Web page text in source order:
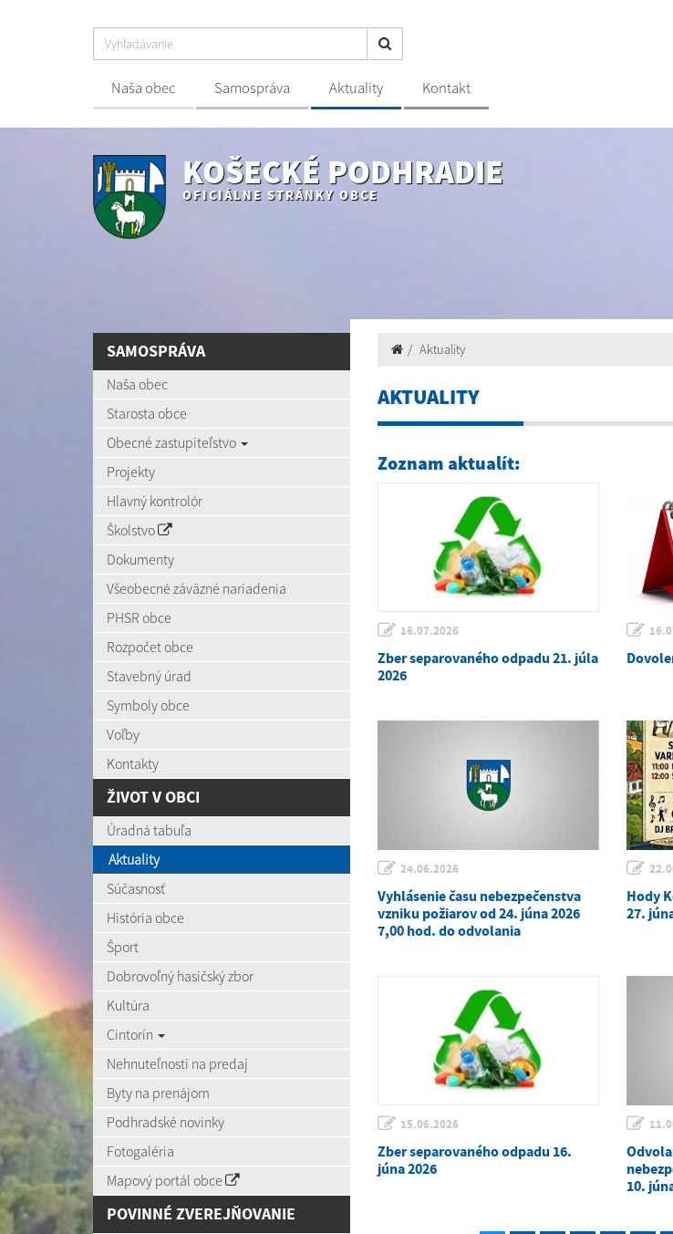
Naša obec Samospráva Aktuality Kontakt
KOŠECKÉ PODHRADIE
OFICIÁLNE STRÁNKY OBCE
SAMOSPRÁVA
Naša obec
Starosta obce
Obecné zastupiteľstvo
Projekty
Hlavný kontrolór
Školstvo
Dokumenty
Všeobecné záväzné nariadenia
PHSR obce
Rozpočet obce
Stavebný úrad
Symboly obce
Voľby
Kontakty
ŽIVOT V OBCI
Úradná tabuľa
Aktuality
Súčasnosť
História obce
Šport
Dobrovoľný hasičský zbor
Kultúra
Cintorín
Nehnuteľnosti na predaj
Byty na prenájom
Podhradské novinky
Fotogaléria
Mapový portál obce
POVINNÉ ZVEREJŇOVANIE
Aktuality
AKTUALITY
Zoznam aktualít:
16.07.2026
Zber separovaného odpadu 21. júla
2026
24.06.2026
Vyhlásenie času nebezpečenstva
vzniku požiarov od 24. júna 2026
7,00 hod. do odvolania
Hody
27.
15.06.2026
Zber separovaného odpadu 16.
júna 2026
10.